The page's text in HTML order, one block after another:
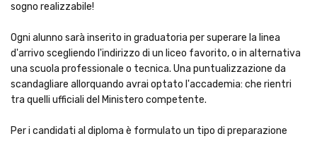
sogno realizzabile!
Ogni alunno sarà inserito in graduatoria per superare la linea
d'arrivo scegliendo l'indirizzo di un liceo favorito, o in alternativa
una scuola professionale o tecnica. Una puntualizzazione da
scandagliare allorquando avrai optato l'accademia: che rientri
tra quelli ufficiali del Ministero competente.
Per i candidati al diploma è formulato un tipo di preparazione